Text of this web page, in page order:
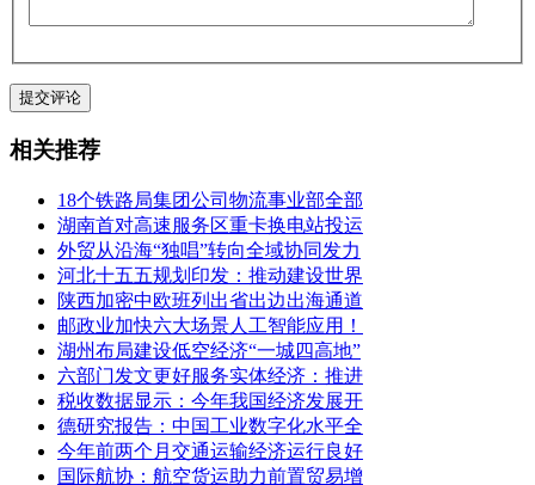
相关推荐
18个铁路局集团公司物流事业部全部
湖南首对高速服务区重卡换电站投运
外贸从沿海“独唱”转向全域协同发力
河北十五五规划印发：推动建设世界
陕西加密中欧班列出省出边出海通道
邮政业加快六大场景人工智能应用！
湖州布局建设低空经济“一城四高地”
六部门发文更好服务实体经济：推进
税收数据显示：今年我国经济发展开
德研究报告：中国工业数字化水平全
今年前两个月交通运输经济运行良好
国际航协：航空货运助力前置贸易增